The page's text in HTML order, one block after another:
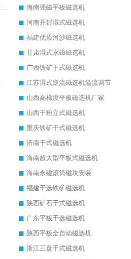
西宁干式永磁筒式弱磁场磁选机结构图
海南强磁平板磁选机
河南开封湿式磁选机
福建优质河沙磁选机
甘肃湿式永磁磁选机
广西铁矿干式磁选机
江苏湿式逆流磁选机溢流调节
山西高梯度平板磁选机厂家
山西干粉立式磁选机
重庆铁矿干式磁选机
济南干式磁选机
海南超大型平板式磁选机
海南永磁滚筒磁块安装
福建干选铁矿磁选机
陕西矿石干式磁选机
广东平板干选磁选机
陕西平板全自动磁选机
浙江三盘干式磁选机